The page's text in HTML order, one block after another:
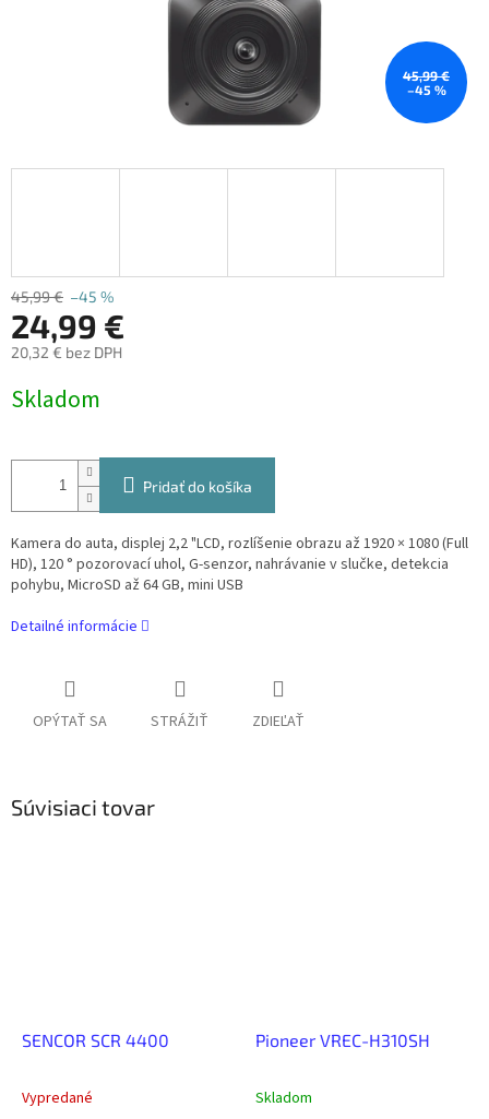
45,99 €
–45 %
45,99 € –45 %
24,99 €
20,32 € bez DPH
cena:
Skladom
Pridať do košíka
Kamera do auta, displej 2,2 "LCD, rozlíšenie obrazu až 1920 × 1080 (Full
HD), 120 ° pozorovací uhol, G-senzor, nahrávanie v slučke, detekcia
pohybu, MicroSD až 64 GB, mini USB
Detailné informácie
OPÝTAŤ SA STRÁŽIŤ ZDIEĽAŤ
Súvisiaci tovar
SENCOR SCR 4400
Vypredané
Pioneer VREC-H310SH
Skladom